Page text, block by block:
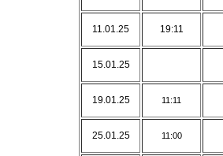
11.01.25 19:11
15.01.25
19.01.25 11:11
25.01.25 11:00